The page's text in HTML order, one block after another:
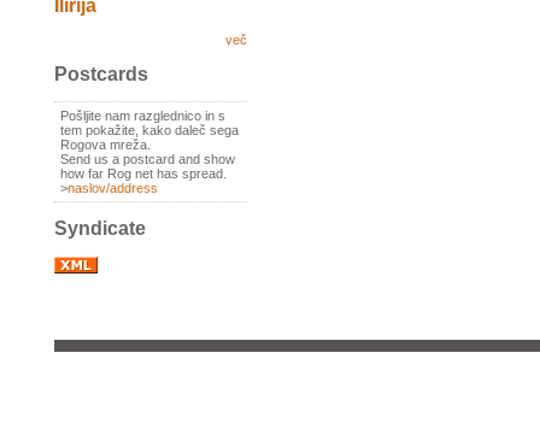
Ilirija
več
Postcards
Pošljite nam razglednico in s
tem pokažite, kako daleč sega
Rogova mreža.
Send us a postcard and show
how far Rog net has spread.
>naslov/address
Syndicate